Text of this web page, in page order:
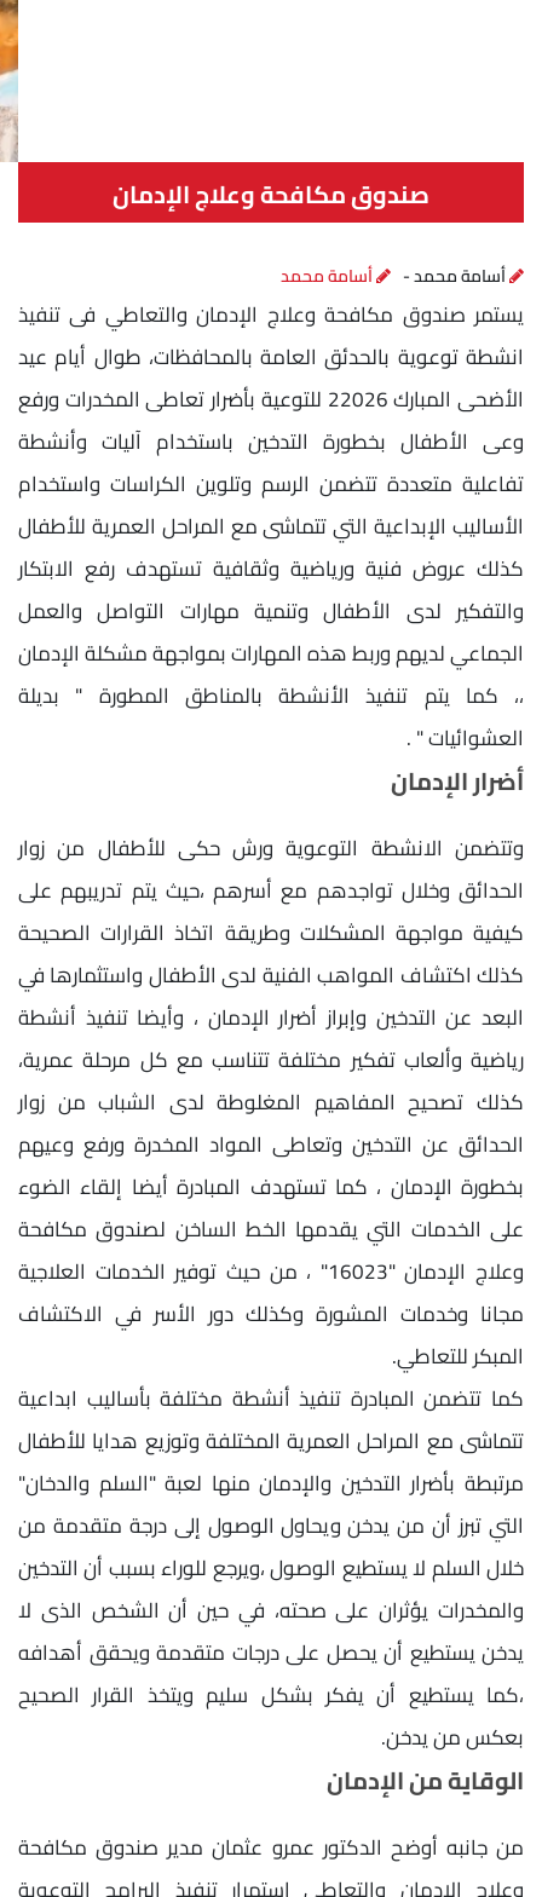
صندوق مكافحة وعلاج الإدمان
أسامة محمد - أسامة محمد
يستمر صندوق مكافحة وعلاج الإدمان والتعاطي فى تنفيذ
انشطة توعوية بالحدئق العامة بالمحافظات، طوال أيام عيد
الأضحى المبارك 22026 للتوعية بأضرار تعاطى المخدرات ورفع
وعى الأطفال بخطورة التدخين باستخدام آليات وأنشطة
تفاعلية متعددة تتضمن الرسم وتلوين الكراسات واستخدام
الأساليب الإبداعية التي تتماشى مع المراحل العمرية للأطفال
كذلك عروض فنية ورياضية وثقافية تستهدف رفع الابتكار
والتفكير لدى الأطفال وتنمية مهارات التواصل والعمل
الجماعي لديهم وربط هذه المهارات بمواجهة مشكلة الإدمان
،، كما يتم تنفيذ الأنشطة بالمناطق المطورة " بديلة
العشوائيات " .
أضرار الإدمان
وتتضمن الانشطة التوعوية ورش حكى للأطفال من زوار
الحدائق وخلال تواجدهم مع أسرهم ،حيث يتم تدريبهم على
كيفية مواجهة المشكلات وطريقة اتخاذ القرارات الصحيحة
كذلك اكتشاف المواهب الفنية لدى الأطفال واستثمارها في
البعد عن التدخين وإبراز أضرار الإدمان ، وأيضا تنفيذ أنشطة
رياضية وألعاب تفكير مختلفة تتناسب مع كل مرحلة عمرية،
كذلك تصحيح المفاهيم المغلوطة لدى الشباب من زوار
الحدائق عن التدخين وتعاطى المواد المخدرة ورفع وعيهم
بخطورة الإدمان ، كما تستهدف المبادرة أيضا إلقاء الضوء
على الخدمات التي يقدمها الخط الساخن لصندوق مكافحة
وعلاج الإدمان "16023" ، من حيث توفير الخدمات العلاجية
مجانا وخدمات المشورة وكذلك دور الأسر في الاكتشاف
المبكر للتعاطي.
كما تتضمن المبادرة تنفيذ أنشطة مختلفة بأساليب ابداعية
تتماشى مع المراحل العمرية المختلفة وتوزيع هدايا للأطفال
مرتبطة بأضرار التدخين والإدمان منها لعبة "السلم والدخان"
التي تبرز أن من يدخن ويحاول الوصول إلى درجة متقدمة من
خلال السلم لا يستطيع الوصول ،ويرجع للوراء بسبب أن التدخين
والمخدرات يؤثران على صحته، في حين أن الشخص الذى لا
يدخن يستطيع أن يحصل على درجات متقدمة ويحقق أهدافه
،كما يستطيع أن يفكر بشكل سليم ويتخذ القرار الصحيح
بعكس من يدخن‪ .
الوقاية من الإدمان
من جانبه أوضح الدكتور عمرو عثمان مدير صندوق مكافحة